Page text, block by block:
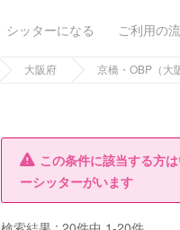
シッターになる ご利用の
大阪府 京橋・OBP（大
この条件に該当する方
ーシッターがいます